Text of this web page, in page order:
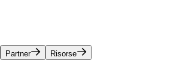
Partner​​ Risorse​​